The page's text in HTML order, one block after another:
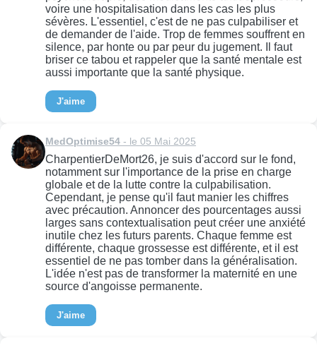
voire une hospitalisation dans les cas les plus
sévères. L'essentiel, c'est de ne pas culpabiliser et
de demander de l'aide. Trop de femmes souffrent en
silence, par honte ou par peur du jugement. Il faut
briser ce tabou et rappeler que la santé mentale est
aussi importante que la santé physique.
J'aime
MedOptimise54 - le 05 Mai 2025
CharpentierDeMort26, je suis d'accord sur le fond,
notamment sur l'importance de la prise en charge
globale et de la lutte contre la culpabilisation.
Cependant, je pense qu'il faut manier les chiffres
avec précaution. Annoncer des pourcentages aussi
larges sans contextualisation peut créer une anxiété
inutile chez les futurs parents. Chaque femme est
différente, chaque grossesse est différente, et il est
essentiel de ne pas tomber dans la généralisation.
L'idée n'est pas de transformer la maternité en une
source d'angoisse permanente.
J'aime